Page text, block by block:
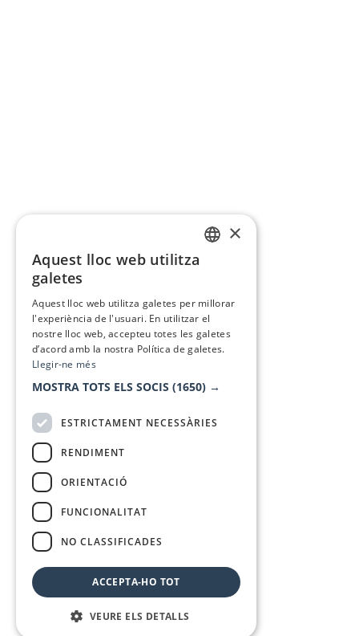
×
Aquest lloc web utilitza
galetes
Aquest lloc web utilitza galetes per millorar
l'experiència de l'usuari. En utilitzar el
nostre lloc web, accepteu totes les galetes
d’acord amb la nostra Política de galetes.
Llegir-ne més
MOSTRA TOTS ELS SOCIS (1650) →
ESTRICTAMENT NECESSÀRIES
RENDIMENT
ORIENTACIÓ
FUNCIONALITAT
NO CLASSIFICADES
ACCEPTA-HO TOT
VEURE ELS DETALLS